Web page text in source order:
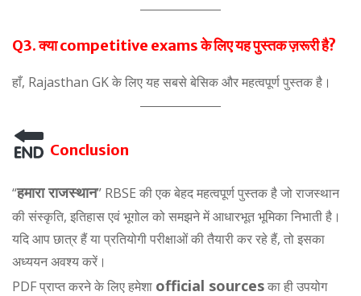
Q3. क्या competitive exams के लिए यह पुस्तक ज़रूरी है?
हाँ, Rajasthan GK के लिए यह सबसे बेसिक और महत्वपूर्ण पुस्तक है।
Conclusion
“हमारा राजस्थान” RBSE की एक बेहद महत्वपूर्ण पुस्तक है जो राजस्थान
की संस्कृति, इतिहास एवं भूगोल को समझने में आधारभूत भूमिका निभाती है।
यदि आप छात्र हैं या प्रतियोगी परीक्षाओं की तैयारी कर रहे हैं, तो इसका
अध्ययन अवश्य करें।
PDF प्राप्त करने के लिए हमेशा official sourcesका ही उपयोग